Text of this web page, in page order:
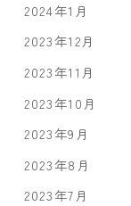
2024年1月
2023年12月
2023年11月
2023年10月
2023年9月
2023年8月
2023年7月